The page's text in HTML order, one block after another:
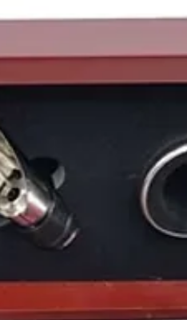
en el
Monasterio de El
musical y cultural conocido
Transición
fue Bailando
Alaska y los
en todos los garitos del país e incluso
hoy en las radios nacionales.
cambios y movimiento cultural en
Pau Gasol, el actorRyan Gosling, la
, el cantante e popNick Carter, el